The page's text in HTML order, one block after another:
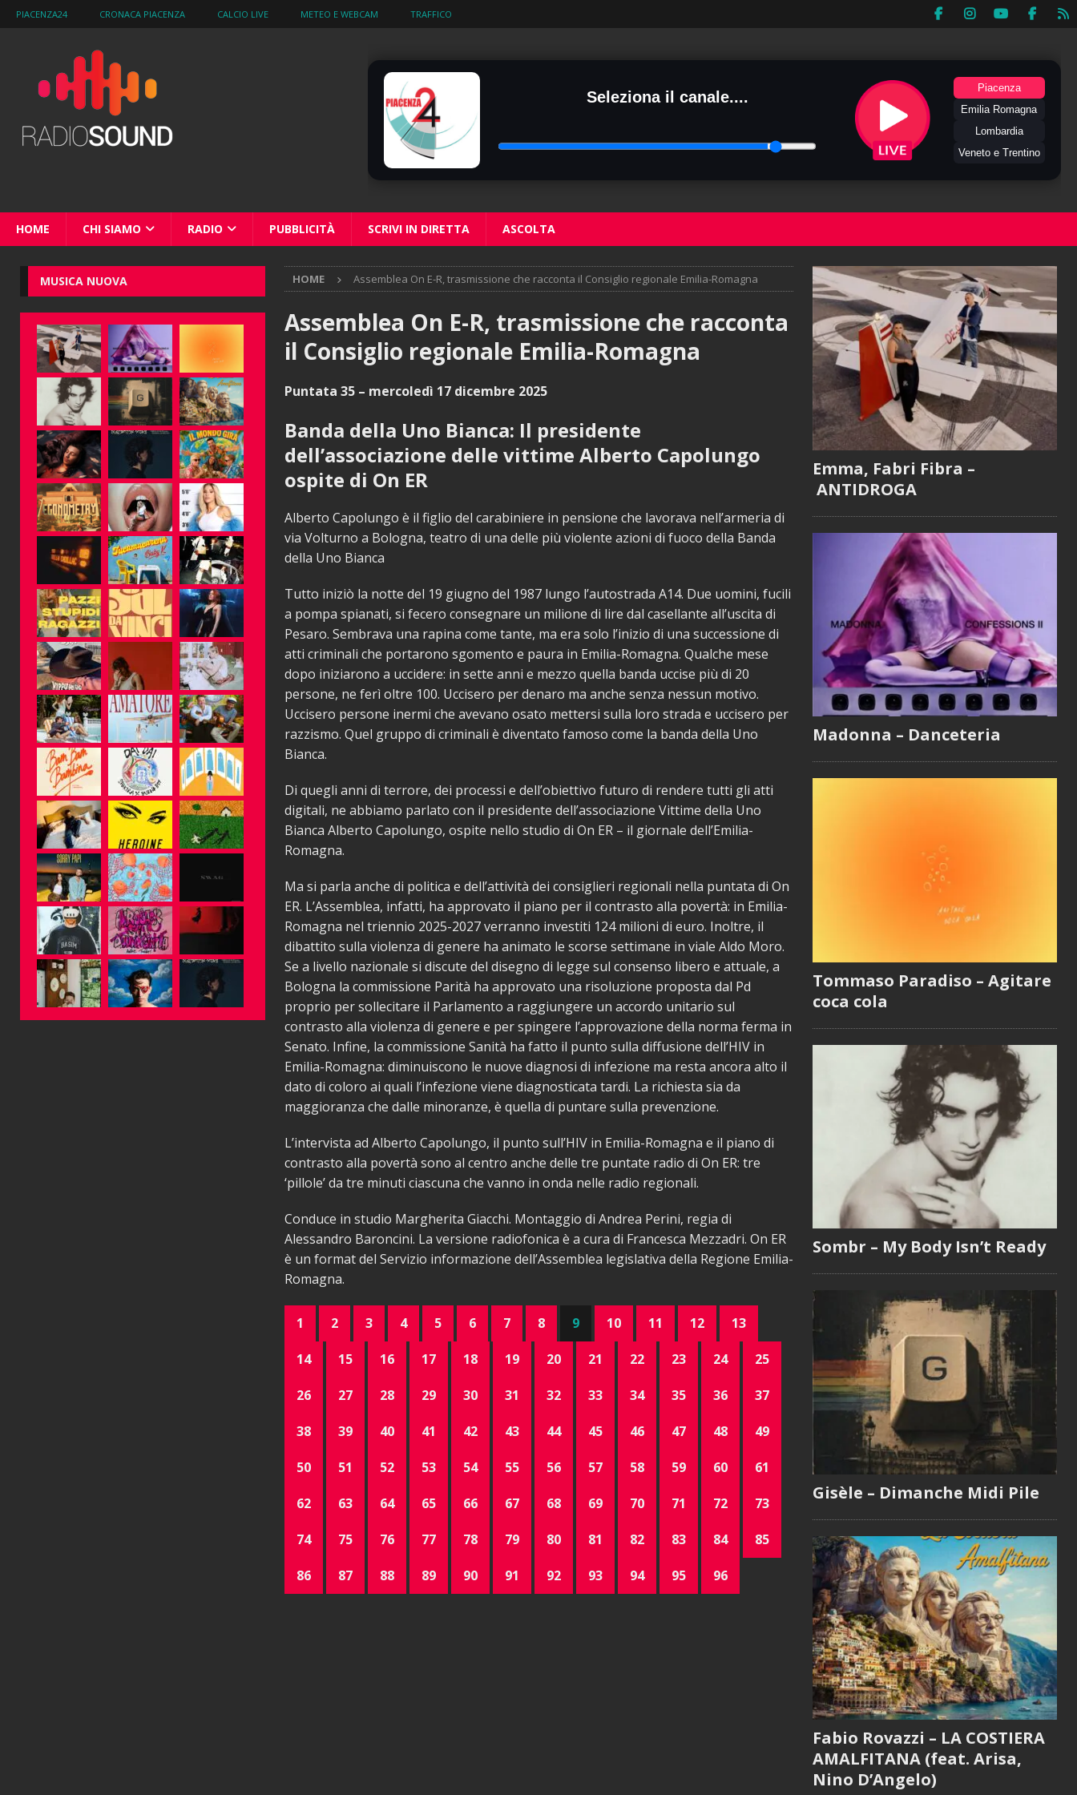
PIACENZA24 CRONACA PIACENZA CALCIO LIVE METEO E WEBCAM TRAFFICO
Seleziona il canale....
Piacenza
Emilia Romagna
Lombardia
Veneto e Trentino
HOME CHI SIAMO RADIO PUBBLICITÀ SCRIVI IN DIRETTA ASCOLTA
HOME Assemblea On E-R, trasmissione che racconta il Consiglio regionale Emilia-Romagna
Assemblea On E-R, trasmissione che racconta
il Consiglio regionale Emilia-Romagna
Puntata 35 – mercoledì 17 dicembre 2025
Banda della Uno Bianca: Il presidente
dell’associazione delle vittime Alberto Capolungo
ospite di On ER
Alberto Capolungo è il figlio del carabiniere in pensione che lavorava nell’armeria di
via Volturno a Bologna, teatro di una delle più violente azioni di fuoco della Banda
della Uno Bianca
Tutto iniziò la notte del 19 giugno del 1987 lungo l’autostrada A14. Due uomini, fucili
a pompa spianati, si fecero consegnare un milione di lire dal casellante all’uscita di
Pesaro. Sembrava una rapina come tante, ma era solo l’inizio di una successione di
atti criminali che portarono sgomento e paura in Emilia-Romagna. Qualche mese
dopo iniziarono a uccidere: in sette anni e mezzo quella banda uccise più di 20
persone, ne ferì oltre 100. Uccisero per denaro ma anche senza nessun motivo.
Uccisero persone inermi che avevano osato mettersi sulla loro strada e uccisero per
razzismo. Quel gruppo di criminali è diventato famoso come la banda della Uno
Bianca.
Di quegli anni di terrore, dei processi e dell’obiettivo futuro di rendere tutti gli atti
digitali, ne abbiamo parlato con il presidente dell’associazione Vittime della Uno
Bianca Alberto Capolungo, ospite nello studio di On ER – il giornale dell’Emilia-
Romagna.
Ma si parla anche di politica e dell’attività dei consiglieri regionali nella puntata di On
ER. L’Assemblea, infatti, ha approvato il piano per il contrasto alla povertà: in Emilia-
Romagna nel triennio 2025-2027 verranno investiti 124 milioni di euro. Inoltre, il
dibattito sulla violenza di genere ha animato le scorse settimane in viale Aldo Moro.
Se a livello nazionale si discute del disegno di legge sul consenso libero e attuale, a
Bologna la commissione Parità ha approvato una risoluzione proposta dal Pd
proprio per sollecitare il Parlamento a raggiungere un accordo unitario sul
contrasto alla violenza di genere e per spingere l’approvazione della norma ferma in
Senato. Infine, la commissione Sanità ha fatto il punto sulla diffusione dell’HIV in
Emilia-Romagna: diminuiscono le nuove diagnosi di infezione ma resta ancora alto il
dato di coloro ai quali l’infezione viene diagnosticata tardi. La richiesta sia da
maggioranza che dalle minoranze, è quella di puntare sulla prevenzione.
L’intervista ad Alberto Capolungo, il punto sull’HIV in Emilia-Romagna e il piano di
contrasto alla povertà sono al centro anche delle tre puntate radio di On ER: tre
‘pillole’ da tre minuti ciascuna che vanno in onda nelle radio regionali.
Conduce in studio Margherita Giacchi. Montaggio di Andrea Perini, regia di
Alessandro Baroncini. La versione radiofonica è a cura di Francesca Mezzadri. On ER
è un format del Servizio informazione dell’Assemblea legislativa della Regione Emilia-
Romagna.
1 2 3 4 5 6 7 8 9 10 11 12 13
14 15 16 17 18 19 20 21 22 23 24 25
26 27 28 29 30 31 32 33 34 35 36 37
38 39 40 41 42 43 44 45 46 47 48 49
50 51 52 53 54 55 56 57 58 59 60 61
62 63 64 65 66 67 68 69 70 71 72 73
74 75 76 77 78 79 80 81 82 83 84 85
86 87 88 89 90 91 92 93 94 95 96
MUSICA NUOVA
Emma, Fabri Fibra –
ANTIDROGA
Madonna – Danceteria
Tommaso Paradiso – Agitare
coca cola
Sombr – My Body Isn’t Ready
Gisèle – Dimanche Midi Pile
Fabio Rovazzi – LA COSTIERA
AMALFITANA (feat. Arisa,
Nino D’Angelo)